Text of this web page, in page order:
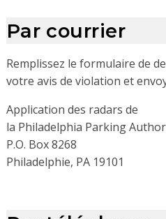
Par courrier
Remplissez le formulaire de
votre avis de violation et
Application des radars de
la Philadelphia Parking
P.O. Box 8268
Philadelphie, PA 19101